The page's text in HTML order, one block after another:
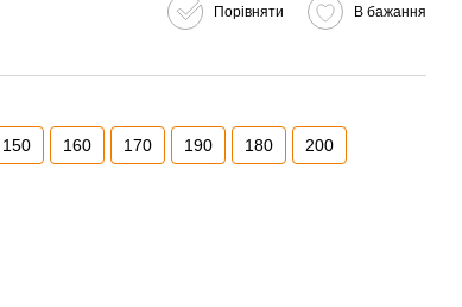
Порівняти В бажання
150 160 170 190 180 200